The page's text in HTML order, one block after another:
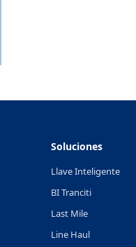
Soluciones
Llave Inteligente
BI Tranciti
Last Mile
Line Haul